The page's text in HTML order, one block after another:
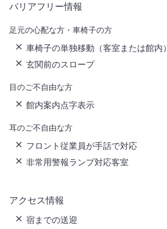
バリアフリー情報
足元の心配な方・車椅子の方
車椅子の単独移動（客室または館内）
玄関前のスロープ
目のご不自由な方
館内案内点字表示
耳のご不自由な方
フロント従業員が手話で対応
非常用警報ランプ対応客室
アクセス情報
宿までの送迎